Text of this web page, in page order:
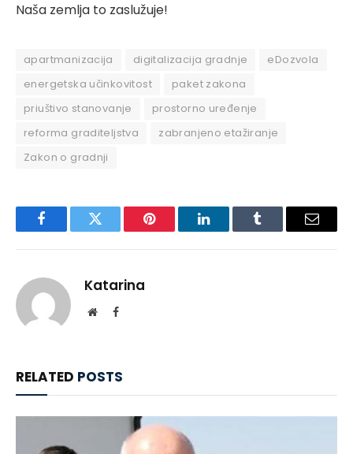
Naša zemlja to zaslužuje!
apartmanizacija digitalizacija gradnje
eDozvola
energetska učinkovitost
paket zakona
priuštivo stanovanje
prostorno uređenje
reforma graditeljstva
zabranjeno etažiranje
Zakon o gradnji
FacebookTwitter Pinterest LinkedInTumblr Email
Katarina
WebsiteFacebook
RELATED POSTS